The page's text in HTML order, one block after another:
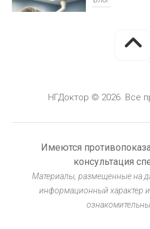
30 ИЮНЯ, 2026
Герметизация
30 ИЮНЯ, 2026
Блог
НГДоктор © 2026. Все
Имеются
консультация
Материалы, размещенные на
информационный характер